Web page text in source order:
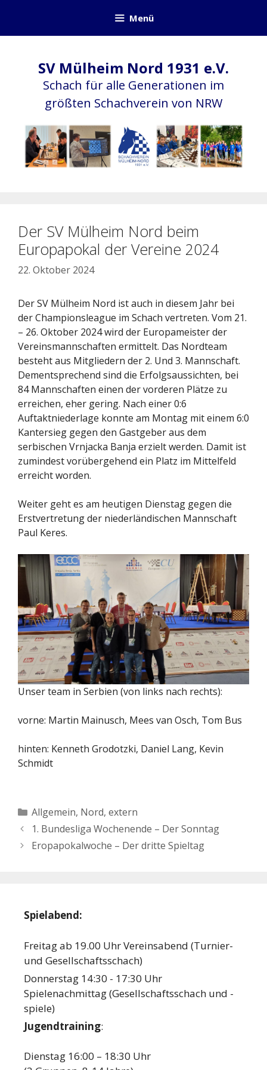
springen
Menü
SV Mülheim Nord 1931 e.V.
Schach für alle Generationen im
größten Schachverein von NRW
Der SV Mülheim Nord beim
Europapokal der Vereine 2024
22. Oktober 2024
Der SV Mülheim Nord ist auch in diesem Jahr bei
der Championsleague im Schach vertreten. Vom 21.
– 26. Oktober 2024 wird der Europameister der
Vereinsmannschaften ermittelt. Das Nordteam
besteht aus Mitgliedern der 2. Und 3. Mannschaft.
Dementsprechend sind die Erfolgsaussichten, bei
84 Mannschaften einen der vorderen Plätze zu
erreichen, eher gering. Nach einer 0:6
Auftaktniederlage konnte am Montag mit einem 6:0
Kantersieg gegen den Gastgeber aus dem
serbischen Vrnjacka Banja erzielt werden. Damit ist
zumindest vorübergehend ein Platz im Mittelfeld
erreicht worden.
Weiter geht es am heutigen Dienstag gegen die
Erstvertretung der niederländischen Mannschaft
Paul Keres.
Unser team in Serbien (von links nach rechts):
vorne: Martin Mainusch, Mees van Osch, Tom Bus
hinten: Kenneth Grodotzki, Daniel Lang, Kevin
Schmidt
Kategorien
Allgemein, Nord, extern
1. Bundesliga Wochenende – Der Sonntag
Eropapokalwoche – Der dritte Spieltag
Spielabend:
Freitag ab 19.00 Uhr Vereinsabend (Turnier-
und Gesellschaftsschach)
Donnerstag 14:30 - 17:30 Uhr
Spielenachmittag (Gesellschaftsschach und -
spiele)
Jugendtraining:
Dienstag 16:00 – 18:30 Uhr